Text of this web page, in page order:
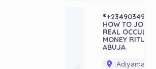
HOW TO JOIN
REAL OCCULT
MONEY
ABUJA
Adıyaman